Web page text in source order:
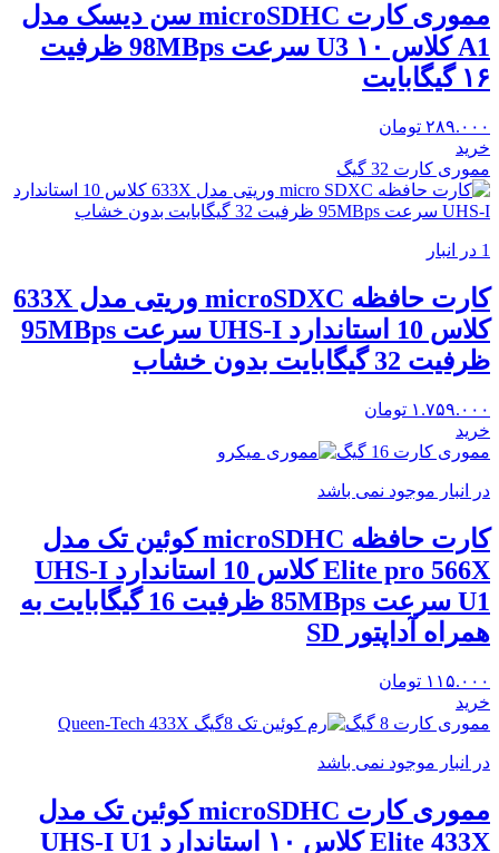
مموری کارت‌ microSDHC سن دیسک مدل
A1 کلاس ۱۰ U3 سرعت 98MBps ظرفیت
۱۶ گیگابایت
۲۸۹.۰۰۰ تومان
خرید
مموری کارت 32 گیگ
1 در انبار
کارت حافظه microSDXC وریتی مدل 633X
کلاس 10 استاندارد UHS-I سرعت 95MBps
ظرفیت 32 گیگابایت بدون خشاب
۱.۷۵۹.۰۰۰ تومان
خرید
مموری کارت 16 گیگ
در انبار موجود نمی باشد
کارت حافظه microSDHC کوئین تک مدل
Elite pro 566X کلاس 10 استاندارد UHS-I
U1 سرعت 85MBps ظرفیت 16 گیگابایت به
همراه آداپتور SD
۱۱۵.۰۰۰ تومان
خرید
مموری کارت 8 گیگ
در انبار موجود نمی باشد
مموری کارت microSDHC کوئین تک مدل
Elite 433X کلاس ۱۰ استاندارد UHS-I U1